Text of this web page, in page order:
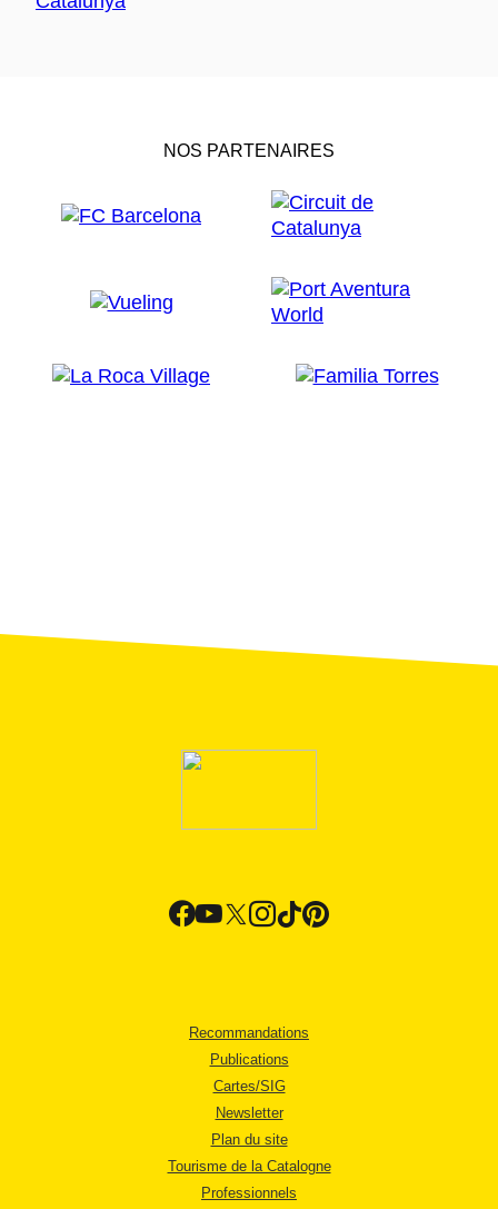
NOS PARTENAIRES
Recommandations
Publications
Cartes/SIG
Newsletter
Plan du site
Tourisme de la Catalogne
Professionnels